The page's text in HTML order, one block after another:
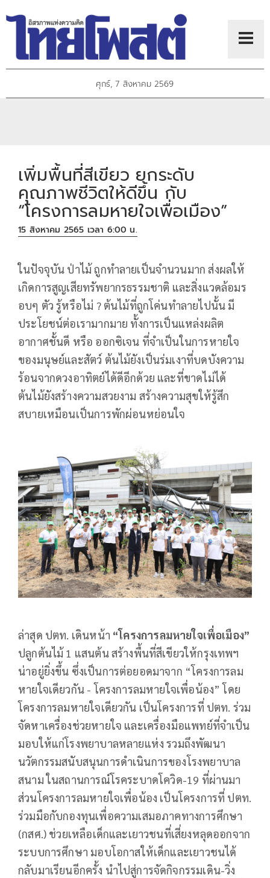
ศุกร์, 7 สิงหาคม 2569
เพิ่มพื้นที่สีเขียว ยกระดับ
คุณภาพชีวิตให้ดีขึ้น กับ
“โครงการลมหายใจเพื่อเมือง”
15 สิงหาคม 2565 เวลา 6:00 น.
ในปัจจุบัน ป่าไม้ ถูกทำลายเป็นจำนวนมาก ส่งผลให้
เกิดการสูญเสียทรัพยากรธรรมชาติ และสิ่งแวดล้อมร
อบๆ ตัว รู้หรือไม่ ? ต้นไม้ที่ถูกโค่นทำลายไปนั้น มี
ประโยชน์ต่อเรามากมาย ทั้งการเป็นแหล่งผลิต
อากาศชั้นดี หรือ ออกซิเจน ที่จำเป็นในการหายใจ
ของมนุษย์และสัตว์ ต้นไม้ยังเป็นร่มเงาที่บดบังความ
ร้อนจากดวงอาทิตย์ได้ดีอีกด้วย และที่ขาดไม่ได้
ต้นไม้ยังสร้างความสวยงาม สร้างความสุขให้รู้สึก
สบายเหมือนเป็นการพักผ่อนหย่อนใจ
ล่าสุด ปตท. เดินหน้า “โครงการลมหายใจเพื่อเมือง”
ปลูกต้นไม้ 1 แสนต้น สร้างพื้นที่สีเขียวให้กรุงเทพฯ
น่าอยู่ยิ่งขึ้น ซึ่งเป็นการต่อยอดมาจาก “โครงการลม
หายใจเดียวกัน - โครงการลมหายใจเพื่อน้อง” โดย
โครงการลมหายใจเดียวกัน เป็นโครงการที่ ปตท. ร่วม
จัดหาเครื่องช่วยหายใจ และเครื่องมือแพทย์ที่จำเป็น
มอบให้แก่โรงพยาบาลหลายแห่ง รวมถึงพัฒนา
นวัตกรรมสนับสนุนการดำเนินการของโรงพยาบาล
สนาม ในสถานการณ์โรคระบาดโควิด-19 ที่ผ่านมา
ส่วนโครงการลมหายใจเพื่อน้อง เป็นโครงการที่ ปตท.
ร่วมมือกับกองทุนเพื่อความเสมอภาคทางการศึกษา
(กสศ.) ช่วยเหลือเด็กและเยาวชนที่เสี่ยงหลุดออกจาก
ระบบการศึกษา มอบโอกาสให้เด็กและเยาวชนได้
กลับมาเรียนอีกครั้ง นำไปสู่การจัดกิจกรรมเดิน-วิ่ง